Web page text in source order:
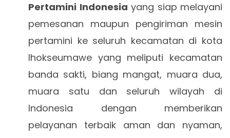
Pertamini Indonesia yang siap melayani
pemesanan maupun pengiriman mesin
pertamini ke seluruh kecamatan di kota
lhokseumawe yang meliputi kecamatan
banda sakti, biang mangat, muara dua,
muara satu dan seluruh wilayah di
Indonesia dengan memberikan
pelayanan terbaik aman dan nyaman,